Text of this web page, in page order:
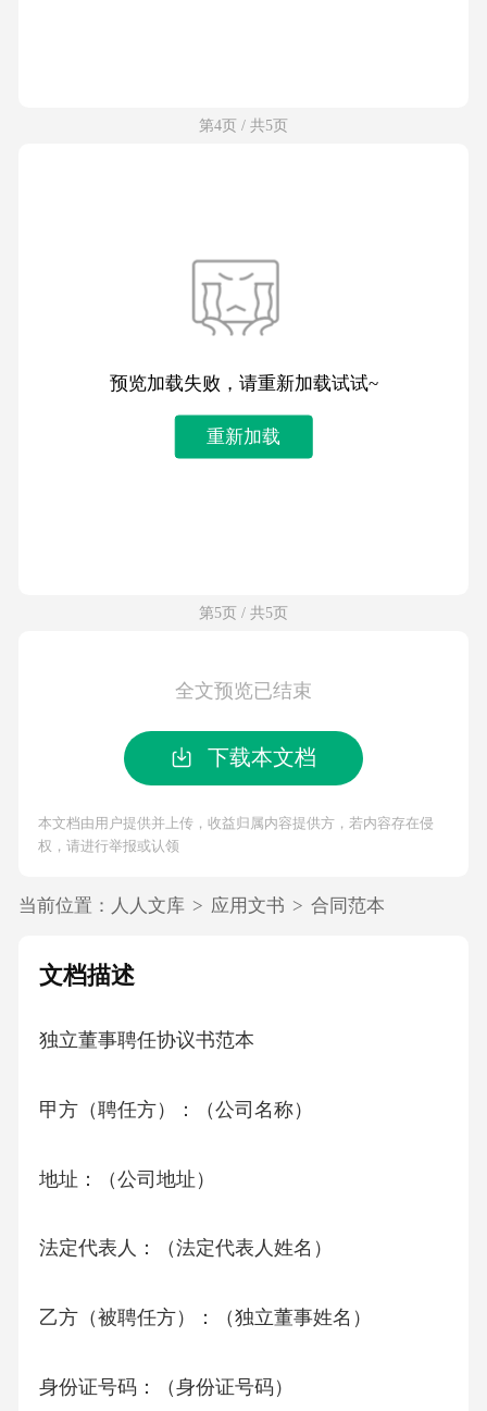
第4页 / 共5页
预览加载失败，请重新加载试试~
重新加载
第5页 / 共5页
全文预览已结束
下载本文档
本文档由用户提供并上传，收益归属内容提供方，若内容存在侵
权，请进行举报或认领
当前位置： 人人文库 > 应用文书 > 合同范本
文档描述
独立董事聘任协议书范本
甲方（聘任方）：（公司名称）
地址：（公司地址）
法定代表人：（法定代表人姓名）
乙方（被聘任方）：（独立董事姓名）
身份证号码：（身份证号码）